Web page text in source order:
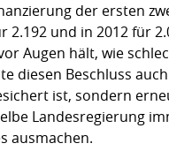
der ersten
2.192 und in 2012 für
Augen hält, wie
diesen Beschluss
ist, sondern
Landesregierung
ausmachen.